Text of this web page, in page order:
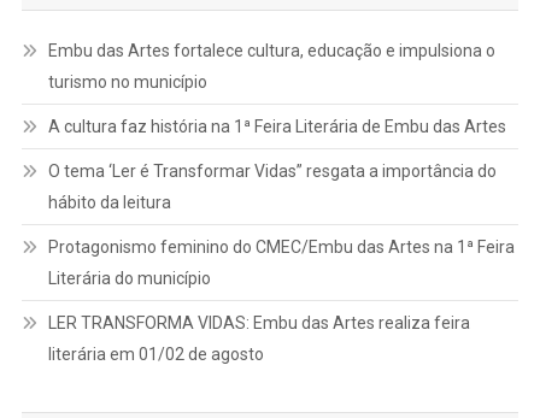
Embu das Artes fortalece cultura, educação e impulsiona o
turismo no município
A cultura faz história na 1ª Feira Literária de Embu das Artes
O tema ‘Ler é Transformar Vidas” resgata a importância do
hábito da leitura
Protagonismo feminino do CMEC/Embu das Artes na 1ª Feira
Literária do município
LER TRANSFORMA VIDAS: Embu das Artes realiza feira
literária em 01/02 de agosto